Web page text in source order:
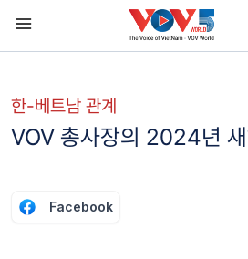
한-베트남 관계
VOV 총사장의 2024년
Facebook